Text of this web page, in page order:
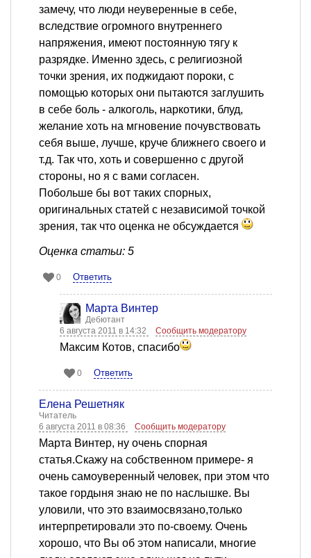
замечу, что люди неуверенные в себе,
вследствие огромного внутреннего
напряжения, имеют постоянную тягу к
разрядке. Именно здесь, с религиозной
точки зрения, их поджидают пороки, с
помощью которых они пытаются заглушить
в себе боль - алкоголь, наркотики, блуд,
желание хоть на мгновение почувствовать
себя выше, лучше, круче ближнего своего и
т.д. Так что, хоть и совершенно с другой
стороны, но я с вами согласен.
Побольше бы вот таких спорных,
оригинальных статей с независимой точкой
зрения, так что оценка не обсуждается
Оценка статьи: 5
0 Ответить
Марта Винтер
Дебютант
6 августа 2011 в 14:32
Сообщить модератору
Максим Котов, спасибо
0 Ответить
Елена Решетняк
Читатель
6 августа 2011 в 08:36
Сообщить модератору
Марта Винтер, ну очень спорная
статья.Скажу на собственном примере- я
очень самоуверенный человек, при этом что
такое гордыня знаю не по наслышке. Вы
уловили, что это взаимосвязано,только
интерпретировали это по-своему. Очень
хорошо, что Вы об этом написали, многие